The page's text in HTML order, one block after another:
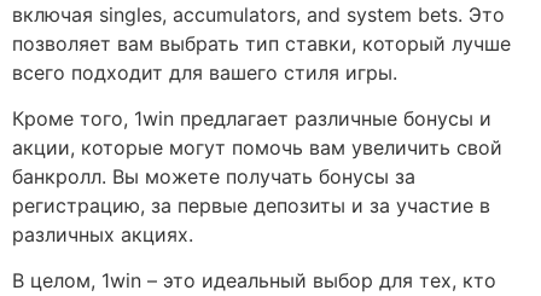
включая singles, accumulators, and system bets. Это
позволяет вам выбрать тип ставки, который лучше
всего подходит для вашего стиля игры.
Кроме того, 1win предлагает различные бонусы и
акции, которые могут помочь вам увеличить свой
банкролл. Вы можете получать бонусы за
регистрацию, за первые депозиты и за участие в
различных акциях.
В целом, 1win – это идеальный выбор для тех, кто